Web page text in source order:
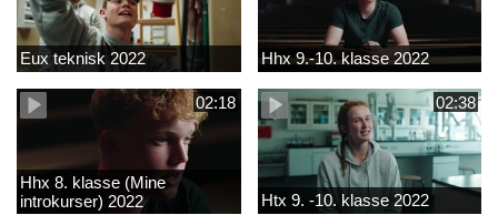
Eux teknisk 2022 Hhx 9.-10. klasse 2022
02:18
Hhx 8. klasse (Mine
introkurser) 2022
02:38
Htx 9. -10. klasse 2022